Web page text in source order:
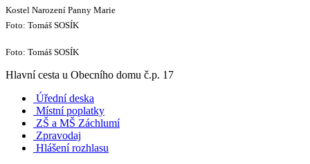
Kostel Narození Panny Marie
Foto: Tomáš SOSÍK
Foto: Tomáš SOSÍK
Hlavní cesta u Obecního domu č.p. 17
Úřední deska
Místní poplatky
ZŠ a MŠ Záchlumí
Zpravodaj
Hlášení rozhlasu